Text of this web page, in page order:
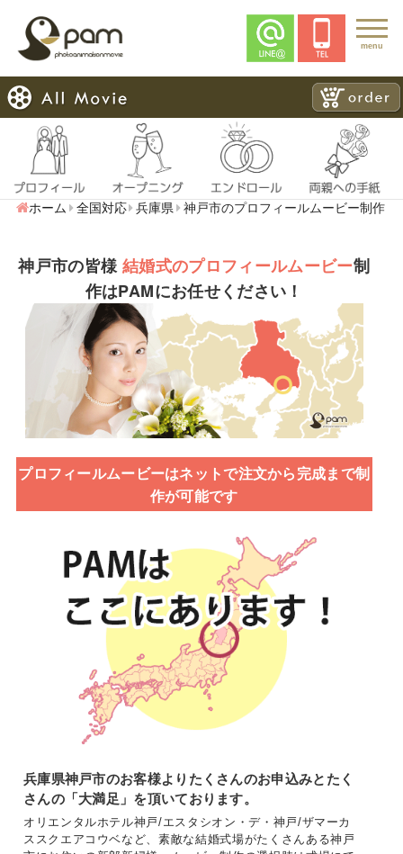
menu
ホーム 全国対応 兵庫県 神戸市のプロフィールムービー制作
神戸市の皆様結婚式のプロフィールムービー制
作はPAMにお任せください！
プロフィールムービーはネットで注文から完成まで制
作が可能です
兵庫県神戸市のお客様よりたくさんのお申込みとたく
さんの「大満足」を頂いております。
オリエンタルホテル神戸/エスタシオン・デ・神戸/ザマーカ
ススクエアコウベなど、素敵な結婚式場がたくさんある神戸